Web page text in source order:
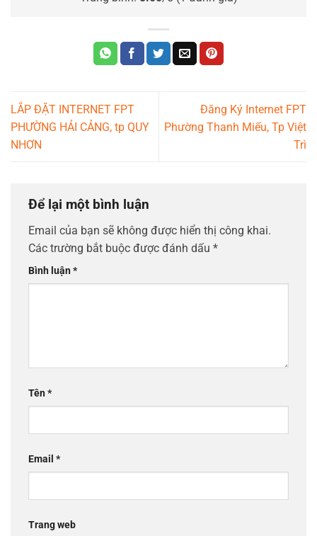
LẮP ĐẶT INTERNET FPT
PHƯỜNG HẢI CẢNG, tp QUY
NHƠN
Đăng Ký Internet FPT
Phường Thanh Miếu, Tp Việt
Trì
Để lại một bình luận
Email của bạn sẽ không được hiển thị công khai.
Các trường bắt buộc được đánh dấu *
Bình luận*
Tên*
Email *
Trang web